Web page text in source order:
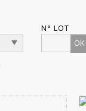
N° LOT
OK